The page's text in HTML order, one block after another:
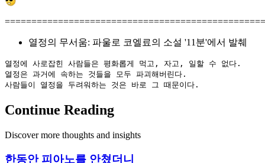
열정의 무서움: 파울로 코엘료의 소설 '11분'에서 발췌
열정에 사로잡힌 사람들은 평화롭게 먹고, 자고, 일할 수 없다.
열정은 과거에 속하는 것들을 모두 파괴해버린다.
Continue Reading
Discover more thoughts and insights
한동안 피아노를 안쳤더니